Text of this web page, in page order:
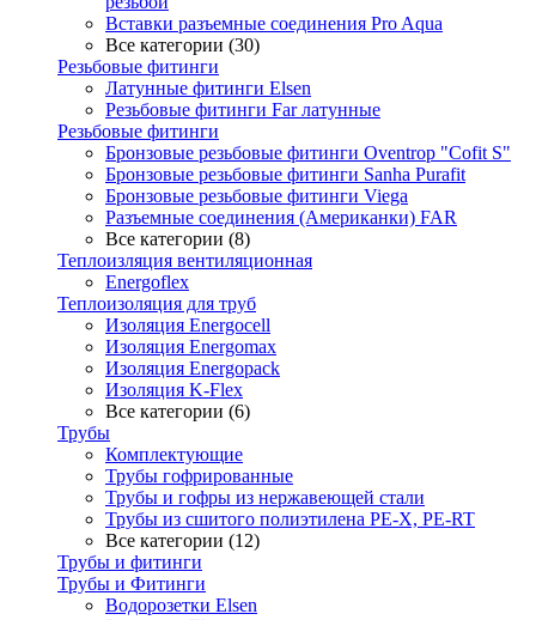
Вставки разъемные соединения Pro Aqua
Все категории (30)
Резьбовые фитинги
Латунные фитинги Elsen
Резьбовые фитинги Far латунные
Резьбовые фитинги
Бронзовые резьбовые фитинги Oventrop "Cofit S"
Бронзовые резьбовые фитинги Sanha Purafit
Бронзовые резьбовые фитинги Viega
Разъемные соединения (Американки) FAR
Все категории (8)
Теплоизляция вентиляционная
Energoflex
Теплоизоляция для труб
Изоляция Energocell
Изоляция Energomax
Изоляция Energopack
Изоляция K-Flex
Все категории (6)
Трубы
Комплектующие
Трубы гофрированные
Трубы и гофры из нержавеющей стали
Трубы из сшитого полиэтилена PE-X, PE-RT
Все категории (12)
Трубы и фитинги
Трубы и Фитинги
Водорозетки Elsen